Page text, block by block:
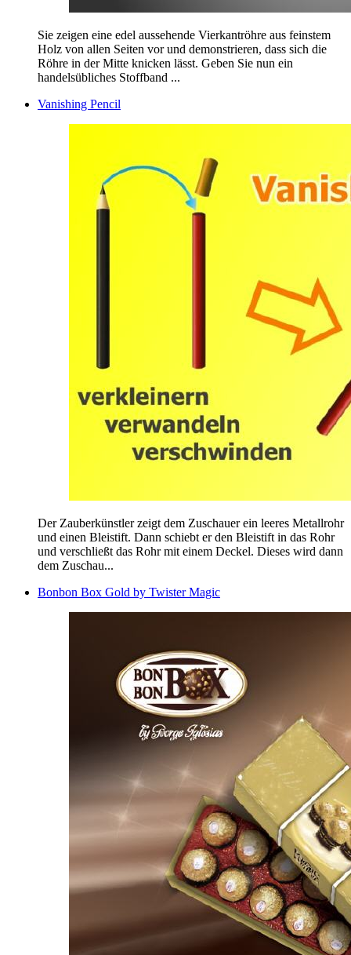
Sie zeigen eine edel aussehende Vierkantröhre aus feinstem
Holz von allen Seiten vor und demonstrieren, dass sich die
Röhre in der Mitte knicken lässt. Geben Sie nun ein
handelsübliches Stoffband ...
Vanishing Pencil
Der Zauberkünstler zeigt dem Zuschauer ein leeres Metallrohr
und einen Bleistift. Dann schiebt er den Bleistift in das Rohr
und verschließt das Rohr mit einem Deckel. Dieses wird dann
dem Zuschau...
Bonbon Box Gold by Twister Magic